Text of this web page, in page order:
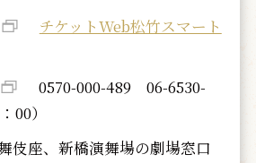
チケットWeb松竹スマート
0570-000-489 06-6530-
00）
伎座、新橋演舞場の劇場窓口